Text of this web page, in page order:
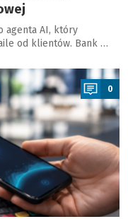
agenta AI, który
od klientów. Bank …
0